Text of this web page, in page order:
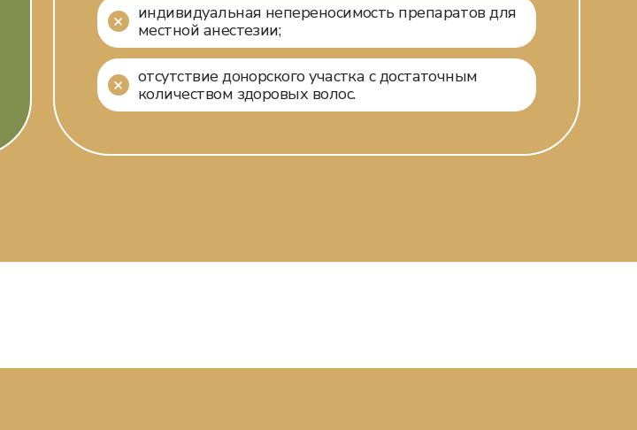
индивидуальная непереносимость препаратов для
местной анестезии;
отсутствие донорского участка с достаточным
количеством здоровых волос.